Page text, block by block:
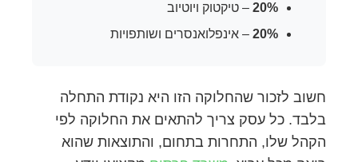
20% – טיקטוק ויוטיוב
20% – אינפלואנסרים ושותפויות
חשוב לזכור שהחלוקה הזו היא נקודת התחלה
בלבד. כל עסק צריך להתאים את החלוקה לפי
הקהל שלו, התחרות בתחום, והתוצאות שהוא